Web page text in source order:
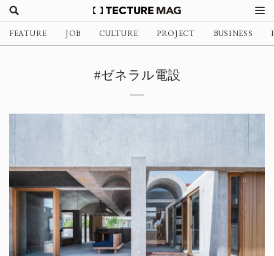
FEATURE JOB CULTURE PROJECT BUSINESS
#ゼネラル電設